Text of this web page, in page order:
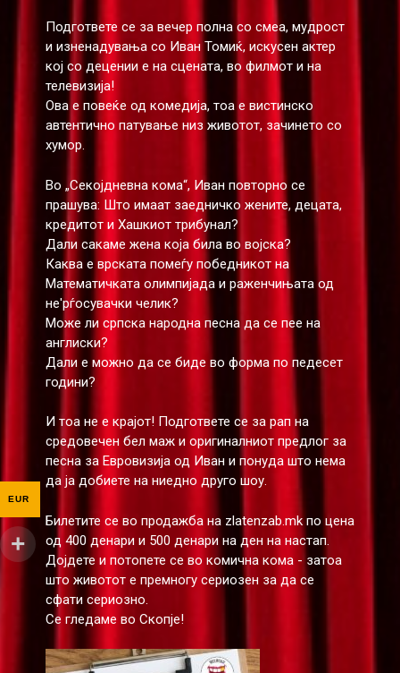
Подгответе се за вечер полна со смеа, мудрост
и изненадувања со Иван Томиќ, искусен актер
кој со децении е на сцената, во филмот и на
телевизија!
Ова е повеќе од комедија, тоа е вистинско
автентично патување низ животот, зачинето со
хумор.
Во „Секојдневна кома“, Иван повторно се
прашува: Што имаат заедничко жените, децата,
кредитот и Хашкиот трибунал?
Дали сакаме жена која била во војска?
Каква е врската помеѓу победникот на
Математичката олимпијада и раженчињата од
не'рѓосувачки челик?
Може ли српска народна песна да се пее на
англиски?
Дали е можно да се биде во форма по педесет
години?
И тоа не е крајот! Подгответе се за рап на
средовечен бел маж и оригиналниот предлог за
песна за Евровизија од Иван и понуда што нема
да ја добиете на ниедно друго шоу.
Билетите се во продажба на zlatenzab.mk по цена
од 400 денари и 500 денари на ден на настап.
Дојдете и потопете се во комична кома - затоа
што животот е премногу сериозен за да се
сфати сериозно.
Се гледаме во Скопје!
EUR